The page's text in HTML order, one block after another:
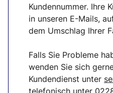
Kundennummer. Ihre
in unseren E-Mails,
dem Umschlag Ihrer
Falls Sie Probleme
wenden Sie sich
Kundendienst unter
telefonisch unter